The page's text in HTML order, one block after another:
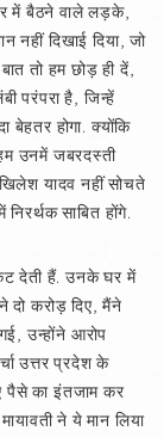
में बैठने वाले लड़के,
नहीं दिखाई दिया, जो
तो हम छोड़ ही दें,
परंपरा है, जिन्हें
होगा. क्योंकि
उनमें जबरदस्ती
यादव नहीं सोचते
साबित होंगे.
देती हैं. उनके घर में
दो करोड़ दिए, मैंने
उन्होंने आरोप
उत्तर प्रदेश के
पैसे का इंतजाम कर
ने ये मान लिया